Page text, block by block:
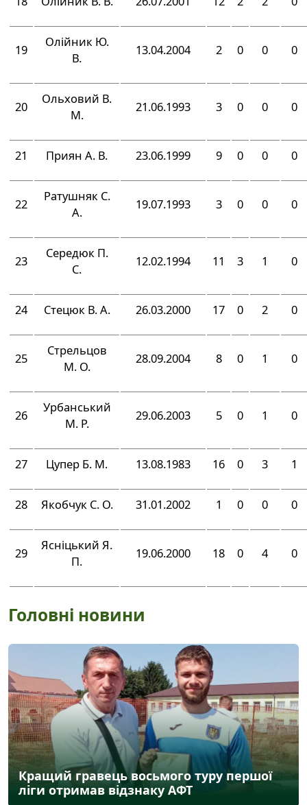
19
Олійник Ю.
В.
13.04.2004 2 0 0 0
20
Ольховий В.
М.
21.06.1993 3 0 0 0
21 Приян А. В. 23.06.1999 9 0 0 0
22
Ратушняк С.
А.
19.07.1993 3 0 0 0
23
Середюк П.
С.
12.02.1994 11 3 1 0
24 Стецюк В. А. 26.03.2000 17 0 2 0
25
Стрельцов
М. О.
28.09.2004 8 0 1 0
26
Урбанський
М. Р.
29.06.2003 5 0 1 0
27 Цупер Б. М. 13.08.1983 16 0 3 1
28 Якобчук С. О. 31.01.2002 1 0 0 0
29
Ясніцький Я.
П.
19.06.2000 18 0 4 0
Головні новини
Кращий гравець восьмого туру першої
ліги отримав відзнаку АФТ